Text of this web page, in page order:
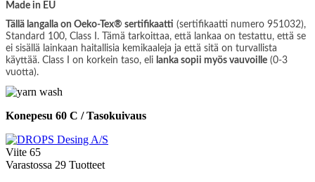
Made in EU
Tällä langalla on Oeko-Tex® sertifikaatti (sertifikaatti numero 951032),
Standard 100, Class I. Tämä tarkoittaa, että lankaa on testattu, että se
ei sisällä lainkaan haitallisia kemikaaleja ja että sitä on turvallista
käyttää. Class I on korkein taso, eli lanka sopii myös vauvoille (0-3
vuotta).
Konepesu 60 C / Tasokuivaus
Viite 65
Varastossa 29 Tuotteet